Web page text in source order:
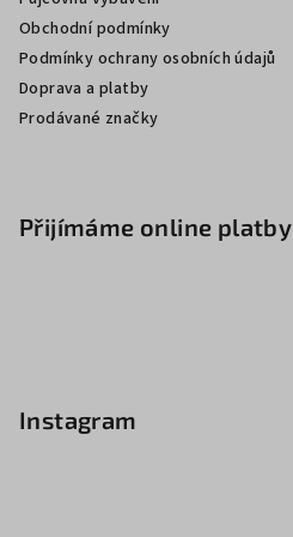
Obchodní podmínky
Podmínky ochrany osobních údajů
Doprava a platby
Prodávané značky
Přijímáme online platby
Instagram